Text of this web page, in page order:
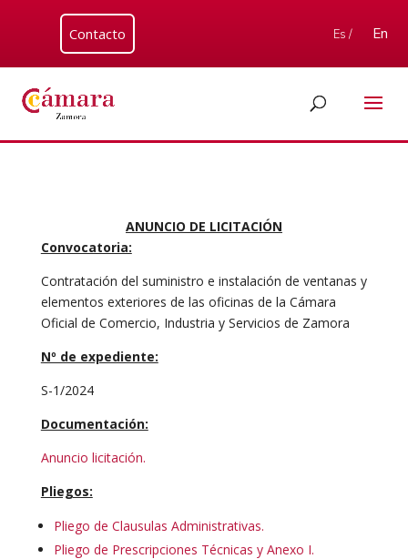
Contacto Es / En
ANUNCIO DE LICITACIÓN
Convocatoria:
Contratación del suministro e instalación de ventanas y
elementos exteriores de las oficinas de la Cámara
Oficial de Comercio, Industria y Servicios de Zamora
Nº de expediente:
S-1/2024
Documentación:
Anuncio licitación.
Pliegos:
Pliego de Clausulas Administrativas.
Pliego de Prescripciones Técnicas y Anexo I.